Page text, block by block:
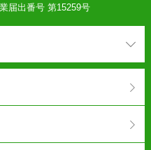
届出番号 第15259号